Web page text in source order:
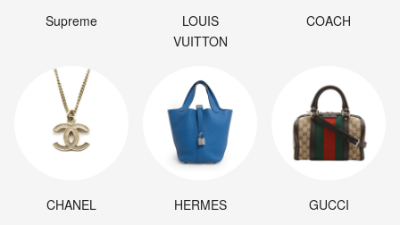
Supreme
LOUIS
VUITTON
COACH
CHANEL HERMES GUCCI